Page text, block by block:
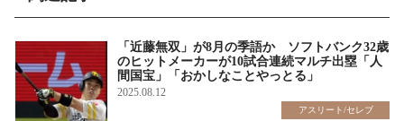
「近藤無双」が8月の季語か ソフトバンク32歳
のヒットメーカーが10試合連続マルチ出塁「人
間国宝」「おかしなことやっとる」
2025.08.12
アスリート/セレブ